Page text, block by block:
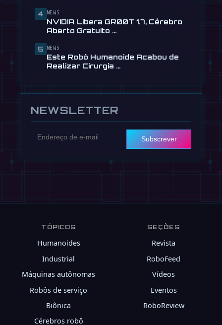
🎬Novo cão robô da Unitree tem rodas
e supera pesadelos
24 de julho
📰NVIDIA Libera GR00T 1.7, Cérebro
Aberto Gratuito para …
13 de julho
4 NEWS
NVIDIA Libera GR00T 1.7, Cérebro
Aberto Gratuito …
5 NEWS
Este Robô Humanoide Acabou de
Realizar Cirurgia …
NEWSLETTER
Subscrever
TÓPICOS
Humanoides
Industrial
Máquinas autônomas
Robôs de serviço
Biônica
Cérebros robô
SEÇÕES
Revista
RoboFeed
Vídeos
Eventos
RoboReview